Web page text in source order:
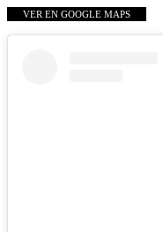
VER EN GOOGLE MAPS